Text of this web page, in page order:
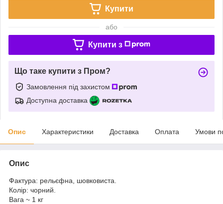
Купити
або
Купити з
Що таке купити з Пром?
Замовлення під захистом
Доступна доставка
Опис Характеристики Доставка Оплата Умови
Опис
Фактура: рельєфна, шовковиста.
Колір: чорний.
Вага ~ 1 кг